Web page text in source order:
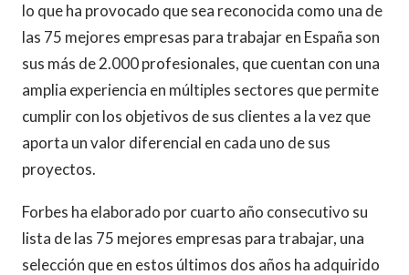
lo que ha provocado que sea reconocida como una de
las 75 mejores empresas para trabajar en España son
sus más de 2.000 profesionales, que cuentan con una
amplia experiencia en múltiples sectores que permite
cumplir con los objetivos de sus clientes a la vez que
aporta un valor diferencial en cada uno de sus
proyectos.
Forbes ha elaborado por cuarto año consecutivo su
lista de las 75 mejores empresas para trabajar, una
selección que en estos últimos dos años ha adquirido